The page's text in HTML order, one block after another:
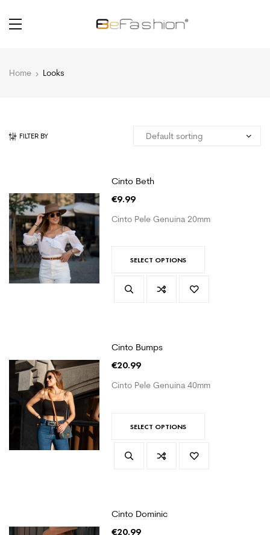
Home Looks
FILTER BY
Cinto Beth
€9.99
Cinto Pele Genuína 20mm
SELECT OPTIONS
Cinto Bumps
€20.99
Cinto Pele Genuína 40mm
SELECT OPTIONS
Cinto Dominic
€20.99